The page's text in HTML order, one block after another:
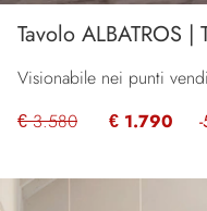
Tavolo ALBATROS
Visionabile nei punti
€ 3.580
€ 1.790